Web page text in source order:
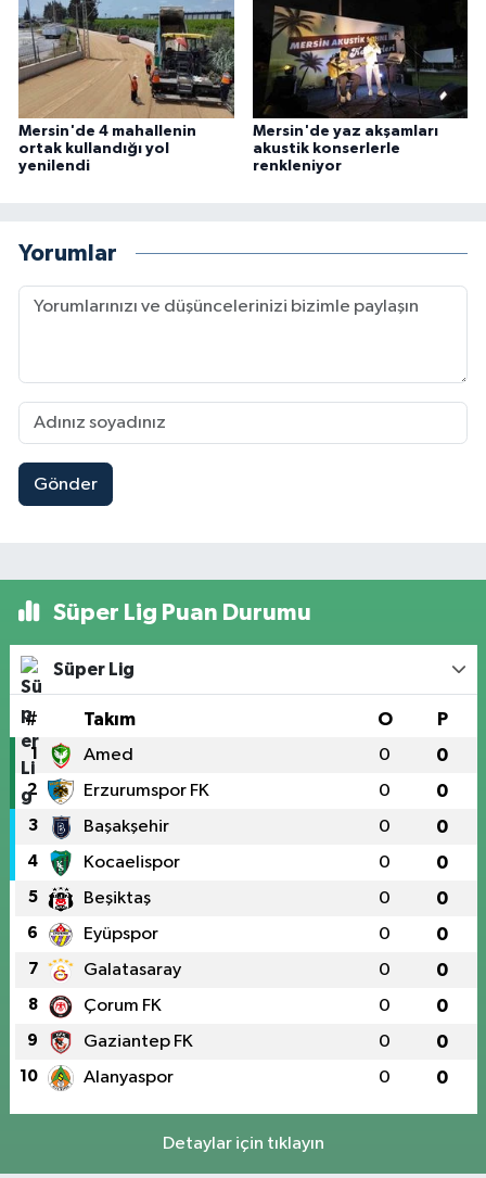
Mersin'de 4 mahallenin
ortak kullandığı yol
yenilendi
Mersin'de yaz akşamları
akustik konserlerle
renkleniyor
Yorumlar
Gönder
Süper Lig Puan Durumu
Süper Lig
# Takım O P
1 Amed 0 0
2 Erzurumspor FK 0 0
3 Başakşehir 0 0
4 Kocaelispor 0 0
5 Beşiktaş 0 0
6 Eyüpspor 0 0
7 Galatasaray 0 0
8 Çorum FK 0 0
9 Gaziantep FK 0 0
10 Alanyaspor 0 0
Detaylar için tıklayın